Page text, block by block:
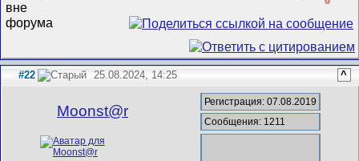
#22 25.08.2024, 14:25 ^
Mооnst@r
Регистрация: 07.08.2019
Сообщения: 1211